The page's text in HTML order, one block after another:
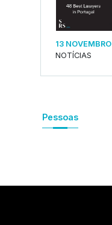
13
NOTÍCIAS
Pessoas